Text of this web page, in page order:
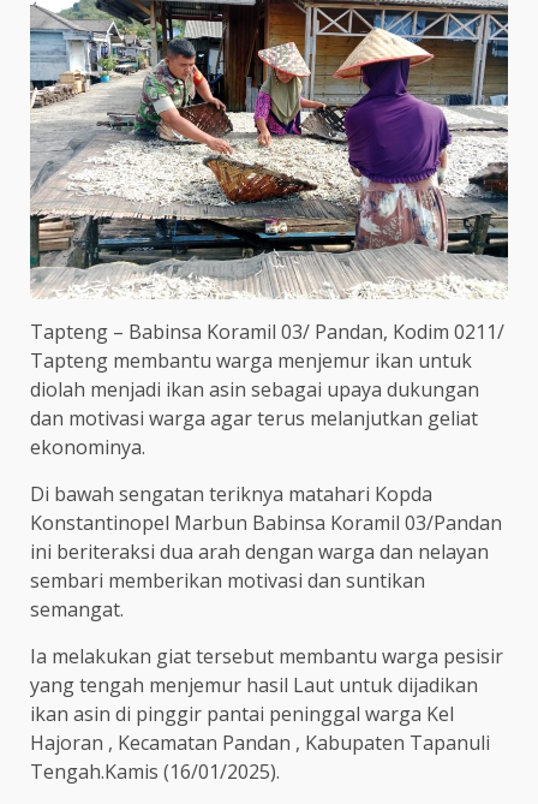
Tapteng – Babinsa Koramil 03/ Pandan, Kodim 0211/
Tapteng membantu warga menjemur ikan untuk
diolah menjadi ikan asin sebagai upaya dukungan
dan motivasi warga agar terus melanjutkan geliat
ekonominya.
Di bawah sengatan teriknya matahari Kopda
Konstantinopel Marbun Babinsa Koramil 03/Pandan
ini beriteraksi dua arah dengan warga dan nelayan
sembari memberikan motivasi dan suntikan
semangat.
Ia melakukan giat tersebut membantu warga pesisir
yang tengah menjemur hasil Laut untuk dijadikan
ikan asin di pinggir pantai peninggal warga Kel
Hajoran , Kecamatan Pandan , Kabupaten Tapanuli
Tengah.Kamis (16/01/2025).